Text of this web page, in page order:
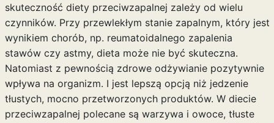
skuteczność diety przeciwzapalnej zależy od wielu
czynników. Przy przewlekłym stanie zapalnym, który jest
wynikiem chorób, np. reumatoidalnego zapalenia
stawów czy astmy, dieta może nie być skuteczna.
Natomiast z pewnością zdrowe odżywianie pozytywnie
wpływa na organizm. I jest lepszą opcją niż jedzenie
tłustych, mocno przetworzonych produktów. W diecie
przeciwzapalnej polecane są warzywa i owoce, tłuste